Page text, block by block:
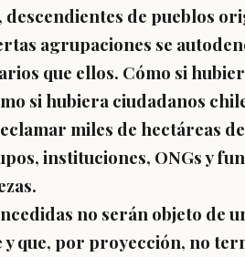
de pueblos
agrupaciones se
que ellos. Cómo si
si hubiera ciudadanos
miles de hectáreas
instituciones, ONGs y
no serán objeto de
y que, por proyección, no